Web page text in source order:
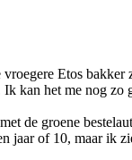
Etos
Ik kan het me nog zo
de groene
jaar of 10, maar ik